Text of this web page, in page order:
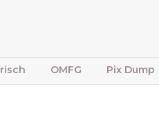
OMFG Pix Dump